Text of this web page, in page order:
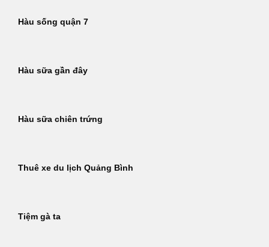
Hàu sống quận 7
Hàu sữa gần đây
Hàu sữa chiên trứng
Thuê xe du lịch Quảng Bình
Tiệm gà ta